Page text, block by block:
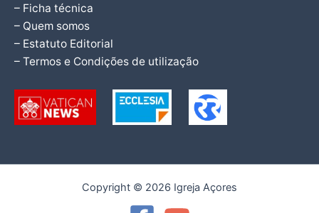
– Ficha técnica
– Quem somos
– Estatuto Editorial
– Termos e Condições de utilização
Copyright © 2026 Igreja Açores